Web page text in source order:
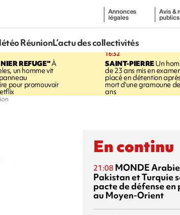
Annonces
légales
Avis &
publics
RéunionL’actu des collectivités
REFUGE"À
un homme vit
pour promouvoir
16:32
SAINT-PIERREUn
de 23 ans mis en
placé en détention
mort d'une gramoune
ans
En continu
21:08 MONDE
Pakistan et Turquie
pacte de défense en
au Moyen-Orient